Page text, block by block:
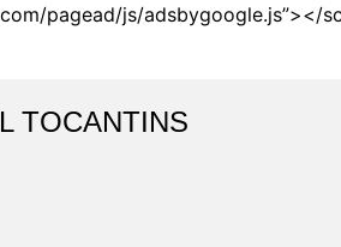
pagead/js/adsbygoogle.js”></
TOCANTINS